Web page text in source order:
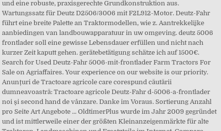
und eine robuste, praxisgerechte Grundkonstruktion aus.
Wartungssatz für Deutz D2506/3006 mit F2L912-Motor. Deutz-Fahr
führt eine breite Palette an Traktormodellen, wie z. Aantrekkelijke
aanbiedingen van landbouwapparatuur in uw omgeving. deutz 5006
frontlader soll eine gewisse Lebensdauer erfüllen und nicht nach
kurzer Zeit kaputt gehen. gerätebetätigung schätze ich auf 1500€.
Search for Used Deutz-Fahr 5006-mit-frontlader Farm Tractors For
Sale on Agriaffaires. Your experience on our website is our priority.
Anunțuri de Tractoare agricole care corespund căutării
dumneavoastră: Tractoare agricole Deutz-Fahr d-5006-a-frontlader
noi și second hand de vânzare. Danke im Voraus. Sortierung Anzahl
pro Seite Art Angebote ... OldtimerPlus wurde im Jahr 2009 gegründet
und ist mittlerweile einer der größten Kleinanzeigenmärkte für alte